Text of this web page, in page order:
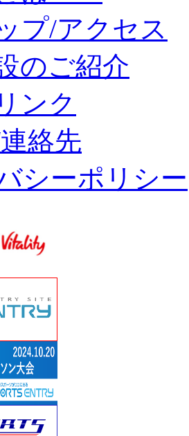
プ/アクセス
のご紹介
ンク
絡先
シーポリシー